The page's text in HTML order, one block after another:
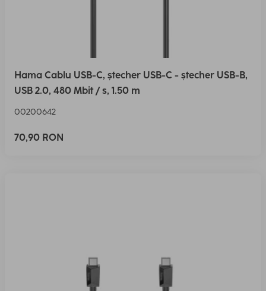
Hama Cablu USB-C, ștecher USB-C - ștecher USB-B,
USB 2.0, 480 Mbit / s, 1.50 m
00200642
70,90 RON